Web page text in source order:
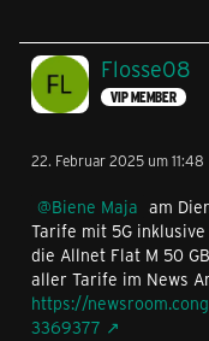
Flosse08
VIP MEMBER
22. Februar 2025 um 11:48
Biene Maja am
Tarife mit 5G
die Allnet Flat M 50
aller Tarife im News
https://
3369377